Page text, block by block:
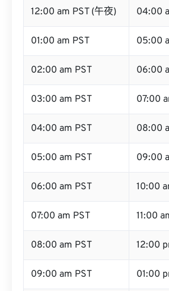
12:00 am PST (午夜) 04:00
01:00 am PST 05:00
02:00 am PST 06:00
03:00 am PST 07:00
04:00 am PST 08:00
05:00 am PST 09:00
06:00 am PST 10:00
07:00 am PST 11:00
08:00 am PST 12:00
09:00 am PST 01:00